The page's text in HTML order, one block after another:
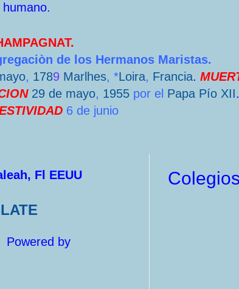
de los Hermanos Maristas.
, 1789 Marlhes, *Loira, Francia.
29 de mayo, 1955 por el Papa Pío XII.
6 de junio
Fl EEUU
Powered by